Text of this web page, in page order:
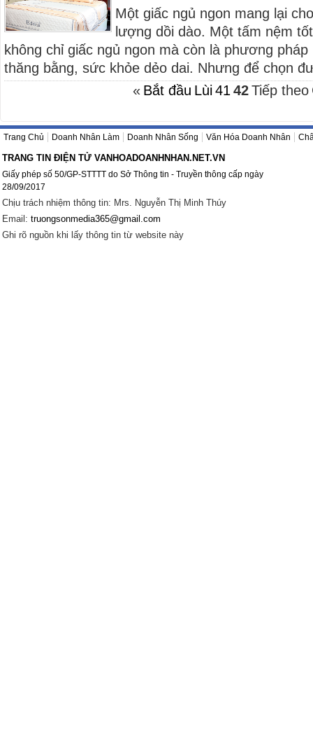
Một giấc ngủ ngon mang lại
lượng dồi dào. Một tấm nệm
không chỉ giấc ngủ ngon mà còn là phương
thăng bằng, sức khỏe dẻo dai. Nhưng để chọn
« Bắt đầu Lùi 41 42 Tiếp theo
Trang Chủ Doanh Nhân Làm Doanh Nhân Sống Văn Hóa Doanh Nhân
TRANG TIN ĐIỆN TỬ VANHOADOANHNHAN.NET.VN
Giấy phép số 50/GP-STTTT do Sở Thông tin - Truyền thông cấp ngày
28/09/2017
Chịu trách nhiệm thông tin: Mrs. Nguyễn Thị Minh Thúy
Email: truongsonmedia365@gmail.com
Ghi rõ nguồn khi lấy thông tin từ website này